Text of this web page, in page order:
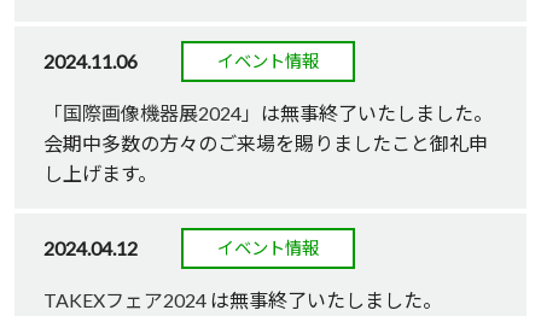
2024.11.06 イベント情報
「国際画像機器展2024」 は無事終了いたしました。
会期中多数の方々のご来場を賜りましたこと御礼申
し上げます。
2024.04.12 イベント情報
TAKEXフェア2024 は無事終了いたしました。